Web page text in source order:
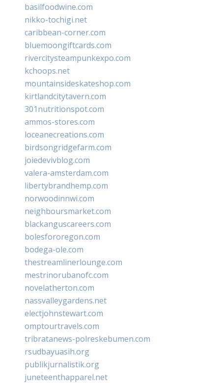
basilfoodwine.com
nikko-tochigi.net
caribbean-corner.com
bluemoongiftcards.com
rivercitysteampunkexpo.com
kchoops.net
mountainsideskateshop.com
kirtlandcitytavern.com
301nutritionspot.com
ammos-stores.com
loceanecreations.com
birdsongridgefarm.com
joiedevivblog.com
valera-amsterdam.com
libertybrandhemp.com
norwoodinnwi.com
neighboursmarket.com
blackanguscareers.com
bolesfororegon.com
bodega-ole.com
thestreamlinerlounge.com
mestrinorubanofc.com
novelatherton.com
nassvalleygardens.net
electjohnstewart.com
omptourtravels.com
tribratanews-polreskebumen.com
rsudbayuasih.org
publikjurnalistik.org
juneteenthapparel.net